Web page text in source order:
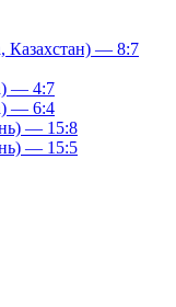
Казахстан) — 8:7
— 4:7
— 6:4
— 15:8
— 15:5